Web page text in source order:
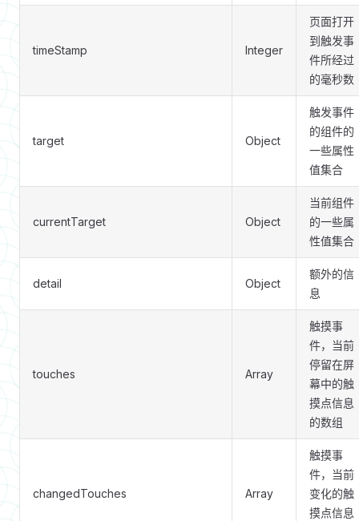
timeStamp Integer
页面打开
到触发事
件所经过
的毫秒数
target Object
触发事件
的组件的
一些属性
值集合
currentTarget Object
当前组件
的一些属
性值集合
detail Object
额外的信
息
touches Array
触摸事
件，当前
停留在屏
幕中的触
摸点信息
的数组
changedTouches Array
触摸事
件，当前
变化的触
摸点信息